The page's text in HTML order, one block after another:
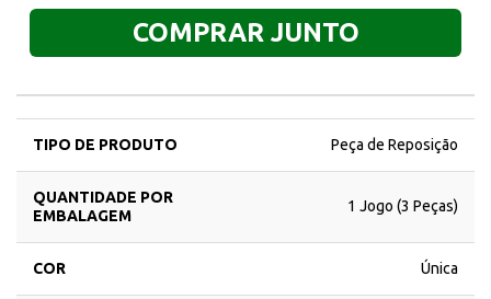
COMPRAR JUNTO
TIPO DE PRODUTO Peça de Reposição
QUANTIDADE POR
EMBALAGEM
1 Jogo (3 Peças)
COR Única